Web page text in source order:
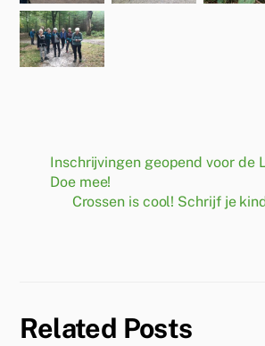
Inschrijvingen geopend voor de
Doe mee!
Crossen is cool! Schrijf je
Related Posts